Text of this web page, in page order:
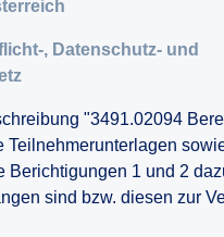
, Datenschutz- und
"3491.02094
Teilnehmerunterlagen
Berichtigungen 1 und 2
sind bzw. diesen zur